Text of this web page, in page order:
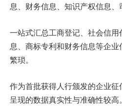
息、财务信息、知识产权信息、
一站式汇总工商登记、社会信
息、商标专利和财务信息等企
繁琐。
作为首批获得人行颁发的企业
呈现的数据真实性与准确性较高